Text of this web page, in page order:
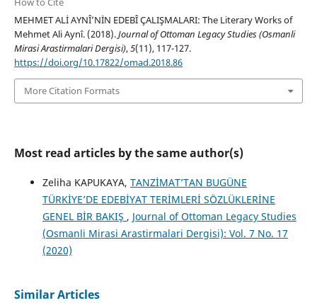
MEHMET ALİ AYNÎ’NİN EDEBÎ ÇALIŞMALARI: The Literary Works of
Mehmet Ali Aynî. (2018).Journal of Ottoman Legacy Studies (Osmanli
Mirasi Arastirmalari Dergisi),5(11), 117-127.
https://doi.org/10.17822/omad.2018.86
More Citation Formats
Most read articles by the same author(s)
Zeliha KAPUKAYA, TANZİMAT’TAN BUGÜNE
TÜRKİYE’DE EDEBİYAT TERİMLERİ SÖZLÜKLERİNE
GENEL BİR BAKIŞ , Journal of Ottoman Legacy Studies
(Osmanli Mirasi Arastirmalari Dergisi): Vol. 7 No. 17
(2020)
Similar Articles